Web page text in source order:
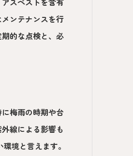
ンテナンスを行
的な点検と、必
梅雨の時期や台
線による影響も
境と言えます。